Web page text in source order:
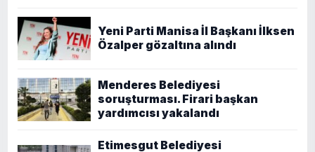
Yeni Parti Manisa İl Başkanı İlksen
Özalper gözaltına alındı
Menderes Belediyesi
soruşturması. Firari başkan
yardımcısı yakalandı
Etimesgut Belediyesi